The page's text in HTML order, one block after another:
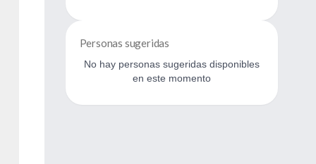
Personas sugeridas
No hay personas sugeridas disponibles
en este momento